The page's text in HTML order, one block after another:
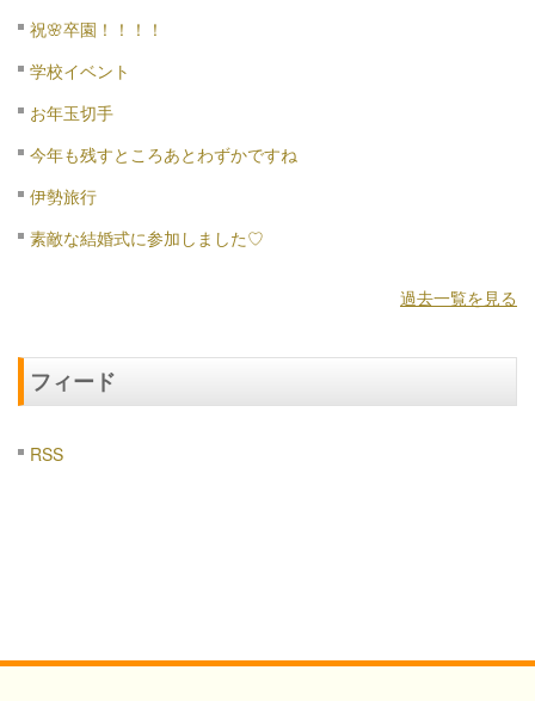
祝🌸卒園！！！！
学校イベント
お年玉切手
今年も残すところあとわずかですね
伊勢旅行
素敵な結婚式に参加しました♡
過去一覧を見る
フィード
RSS